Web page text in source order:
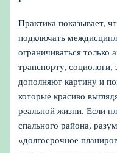
Практика показывает,
подключать
ограничиваться только
транспорту, социологи,
дополняют картину и
которые красиво
реальной жизни. Если
спального района,
«долгосрочное